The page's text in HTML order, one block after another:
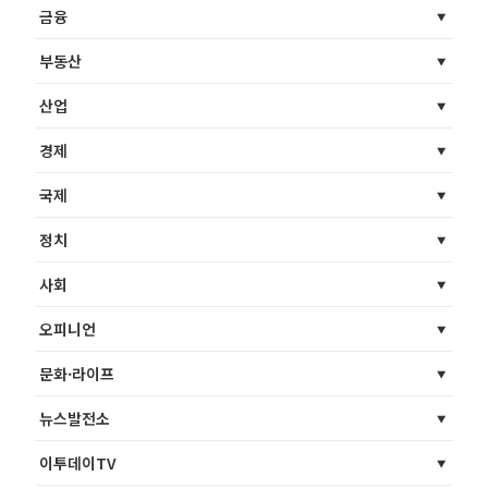
금융
부동산
산업
경제
국제
정치
사회
오피니언
문화·라이프
뉴스발전소
이투데이TV